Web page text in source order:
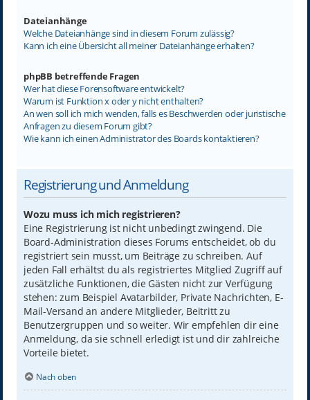
Dateianhänge
Welche Dateianhänge sind in diesem Forum zulässig?
Kann ich eine Übersicht all meiner Dateianhänge erhalten?
phpBB betreffende Fragen
Wer hat diese Forensoftware entwickelt?
Warum ist Funktion x oder y nicht enthalten?
An wen soll ich mich wenden, falls es Beschwerden oder juristische
Anfragen zu diesem Forum gibt?
Wie kann ich einen Administrator des Boards kontaktieren?
Registrierung und Anmeldung
Wozu muss ich mich registrieren?
Eine Registrierung ist nicht unbedingt zwingend. Die
Board-Administration dieses Forums entscheidet, ob du
registriert sein musst, um Beiträge zu schreiben. Auf
jeden Fall erhältst du als registriertes Mitglied Zugriff auf
zusätzliche Funktionen, die Gästen nicht zur Verfügung
stehen: zum Beispiel Avatarbilder, Private Nachrichten, E-
Mail-Versand an andere Mitglieder, Beitritt zu
Benutzergruppen und so weiter. Wir empfehlen dir eine
Anmeldung, da sie schnell erledigt ist und dir zahlreiche
Vorteile bietet.
Nach oben